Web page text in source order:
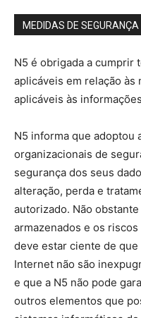
MEDIDAS DE SEGURANÇA
N5 é obrigada a cumprir
aplicáveis ​​em relação às
aplicáveis ​​às
N5 informa que adoptou
organizacionais de
segurança dos seus
alteração, perda e
autorizado. Não
armazenados e os
deve estar ciente de
Internet não são
e que a N5 não pode
outros elementos que